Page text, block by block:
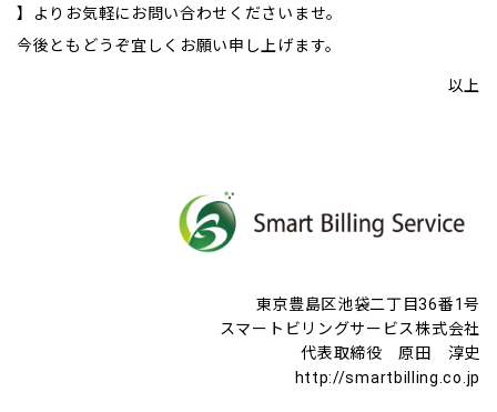
】よりお気軽にお問い合わせくださいませ。
今後ともどうぞ宜しくお願い申し上げます。
以上
東京豊島区池袋二丁目36番1号
スマートビリングサービス株式会社
代表取締役 原田 淳史
http://smartbilling.co.jp